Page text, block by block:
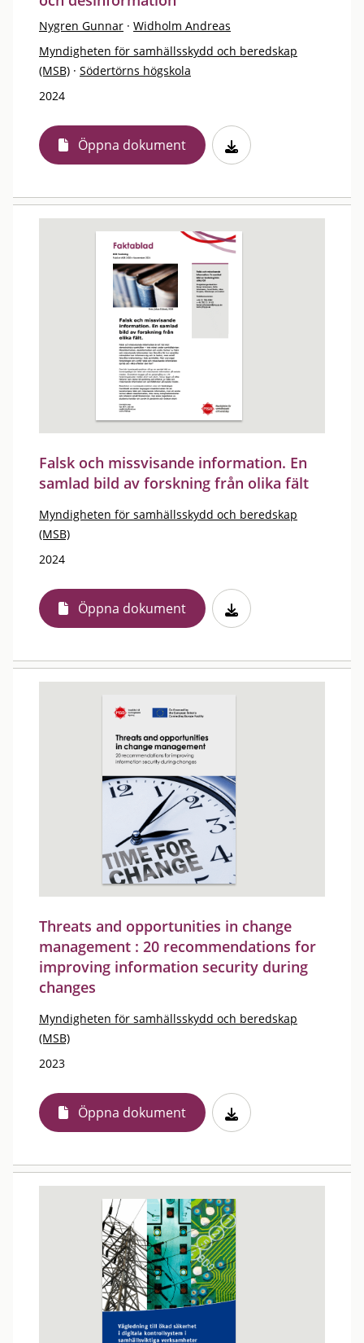
Nygren Gunnar · Widholm Andreas
Myndigheten för samhällsskydd och beredskap
(MSB) · Södertörns högskola
2024
Öppna dokument
Falsk och missvisande information. En
samlad bild av forskning från olika fält
Myndigheten för samhällsskydd och beredskap
(MSB)
2024
Öppna dokument
Threats and opportunities in change
management : 20 recommendations for
improving information security during
changes
Myndigheten för samhällsskydd och beredskap
(MSB)
2023
Öppna dokument